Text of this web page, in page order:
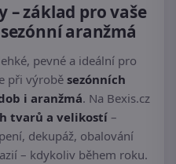
– základ pro vaše
aranžmá
pevné a ideální pro
při výrobě sezónních
i aranžmá. Na Bexis.cz
tvarů a velikostí –
dekupáž, obalování
– kdykoliv během roku.